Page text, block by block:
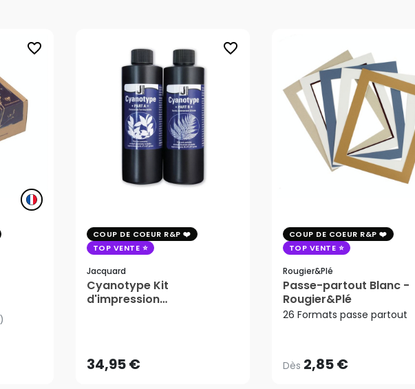
favorite_border favorite_border
COUP DE COEUR R&P
TOP VENTE
Jacquard
Cyanotype Kit
d'impression
34,95 €AJOUTER AU PANIER
COUP DE COEUR R&P
TOP VENTE
Rougier&plé
Passe-partout Blanc -
Rougier&Plé
26 Formats passe partout
Dès 2,85 €
Dès2,85 €